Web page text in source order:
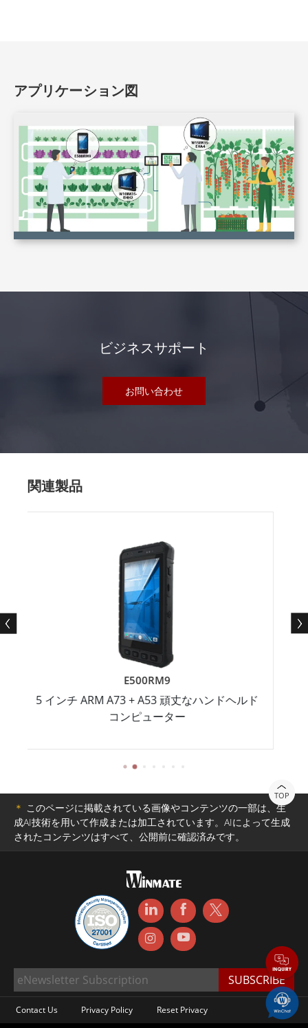
アプリケーション図
ビジネスサポート
お問い合わせ
関連製品
ARM A73 + A53 頑丈なハンドヘルド
コンピューター
A53 クアッ
TOP
＊ このページに掲載されている画像やコンテンツの一部は、生
成AI技術を用いて作成または加工されています。AIによって生成
されたコンテンツはすべて、公開前に確認済みです。
Contact Us Privacy Policy
Reset Privacy